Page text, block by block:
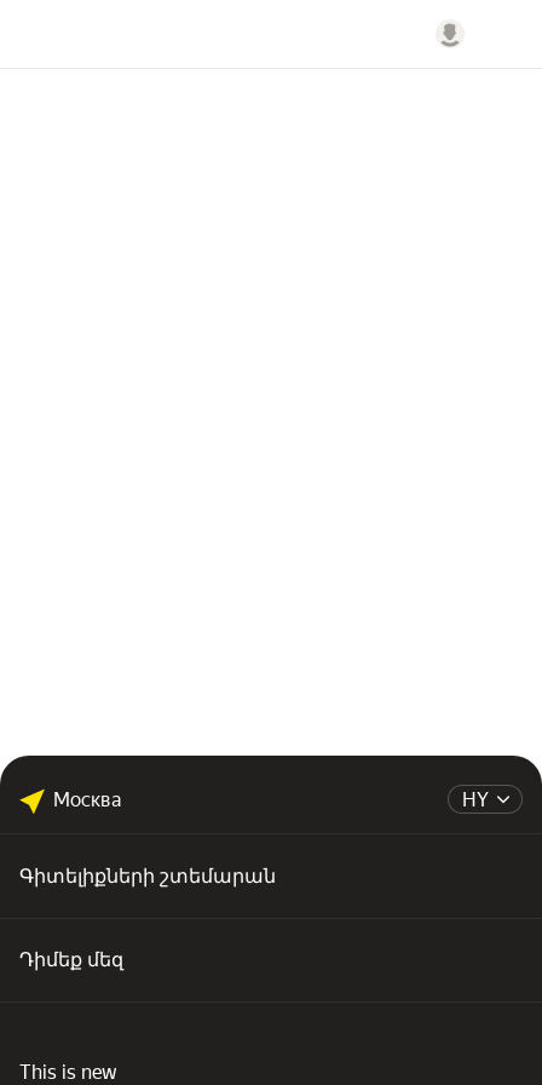
HY
Москва
Գիտելիքների շտեմարան
Դիմեք մեզ
This is new